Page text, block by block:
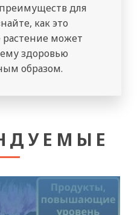
для
как это
растение может
здоровью
образом.